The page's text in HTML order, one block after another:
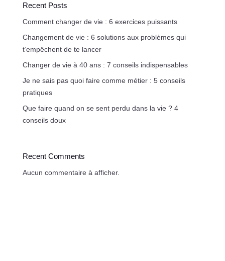
Recent Posts
Comment changer de vie : 6 exercices puissants
Changement de vie : 6 solutions aux problèmes qui
t’empêchent de te lancer
Changer de vie à 40 ans : 7 conseils indispensables
Je ne sais pas quoi faire comme métier : 5 conseils
pratiques
Que faire quand on se sent perdu dans la vie ? 4
conseils doux
Recent Comments
Aucun commentaire à afficher.